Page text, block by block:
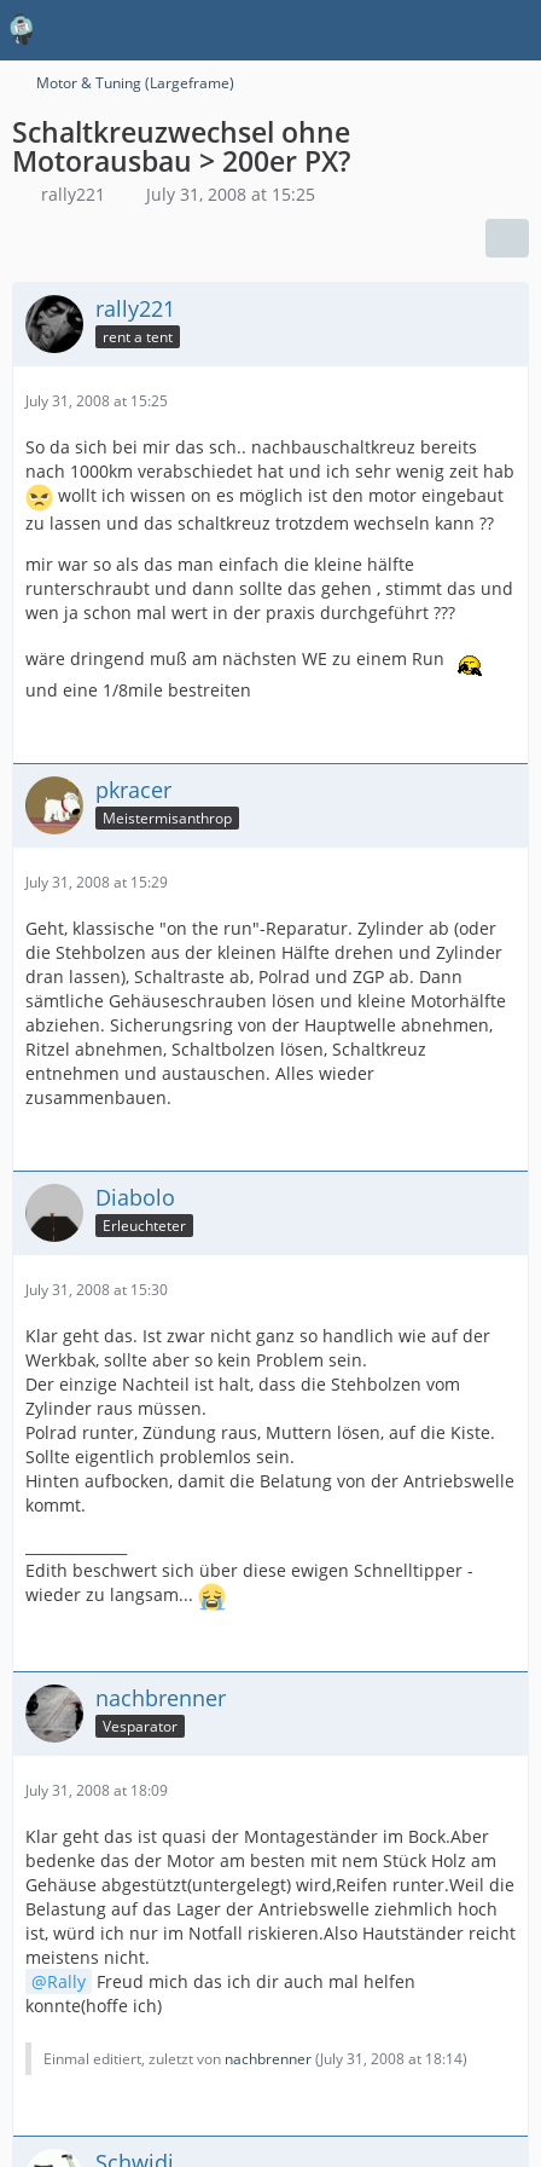
Motor & Tuning (Largeframe)
Schaltkreuzwechsel ohne
Motorausbau > 200er PX?
rally221 July 31, 2008 at 15:25
rally221
rent a tent
July 31, 2008 at 15:25
So da sich bei mir das sch.. nachbauschaltkreuz bereits
nach 1000km verabschiedet hat und ich sehr wenig zeit hab
wollt ich wissen on es möglich ist den motor eingebaut
zu lassen und das schaltkreuz trotzdem wechseln kann ??
mir war so als das man einfach die kleine hälfte
runterschraubt und dann sollte das gehen , stimmt das und
wen ja schon mal wert in der praxis durchgeführt ???
wäre dringend muß am nächsten WE zu einem Run
und eine 1/8mile bestreiten
pkracer
Meistermisanthrop
July 31, 2008 at 15:29
Geht, klassische "on the run"-Reparatur. Zylinder ab (oder
die Stehbolzen aus der kleinen Hälfte drehen und Zylinder
dran lassen), Schaltraste ab, Polrad und ZGP ab. Dann
sämtliche Gehäuseschrauben lösen und kleine Motorhälfte
abziehen. Sicherungsring von der Hauptwelle abnehmen,
Ritzel abnehmen, Schaltbolzen lösen, Schaltkreuz
entnehmen und austauschen. Alles wieder
zusammenbauen.
Diabolo
Erleuchteter
July 31, 2008 at 15:30
Klar geht das. Ist zwar nicht ganz so handlich wie auf der
Werkbak, sollte aber so kein Problem sein.
Der einzige Nachteil ist halt, dass die Stehbolzen vom
Zylinder raus müssen.
Polrad runter, Zündung raus, Muttern lösen, auf die Kiste.
Sollte eigentlich problemlos sein.
Hinten aufbocken, damit die Belatung von der Antriebswelle
kommt.
Edith beschwert sich über diese ewigen Schnelltipper -
wieder zu langsam...
nachbrenner
Vesparator
July 31, 2008 at 18:09
Klar geht das ist quasi der Montageständer im Bock.Aber
bedenke das der Motor am besten mit nem Stück Holz am
Gehäuse abgestützt(untergelegt) wird,Reifen runter.Weil die
Belastung auf das Lager der Antriebswelle ziehmlich hoch
ist, würd ich nur im Notfall riskieren.Also Hautständer reicht
meistens nicht.
Rally Freud mich das ich dir auch mal helfen
konnte(hoffe ich)
Einmal editiert, zuletzt von nachbrenner(July 31, 2008 at 18:14)